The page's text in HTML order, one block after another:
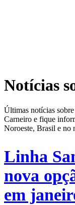
Notícias
Últimas notícias
Carneiro e fique
Noroeste, Brasil e no
Linha
nova
em